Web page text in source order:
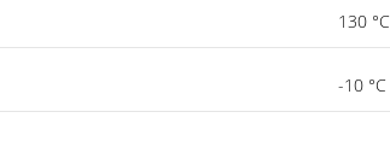
130 °C
-10 °C